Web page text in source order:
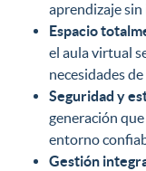
aprendizaje
Espacio
el aula virtual
necesidades
Seguridad y
generación
entorno
Gestión